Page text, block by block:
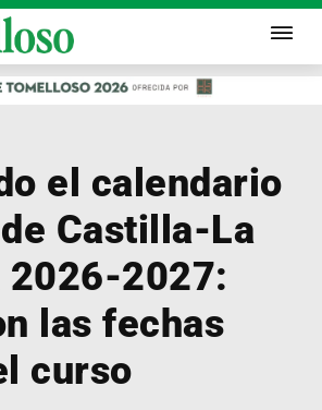
el calendario
Castilla-La
2026-2027:
las fechas
curso